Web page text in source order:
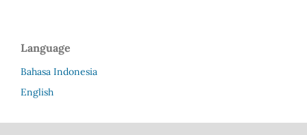
Language
Bahasa Indonesia
English